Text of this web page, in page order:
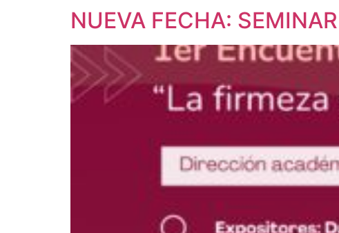
NUEVA FECHA: